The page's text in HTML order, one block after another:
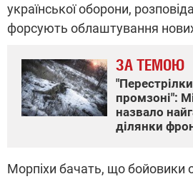
української оборони,
форсують облаштування
ЗА ТЕМОЮ
промзоні":
назвало
ділянки
Морпіхи бачать, що бойовики